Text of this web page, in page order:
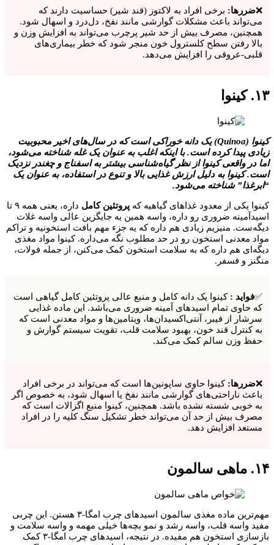
❌ضررها: برخی افراد به لاکتوز (قند شیر) حساسیت دارند که
می‌تواند باعث مشکلات گوارشی مانند نفخ، دل‌درد و اسهال شود.
همچنین، مصرف بیش از حد شیر پرچرب می‌تواند به افزایش وزن و
بالا رفتن سطح کلسترول خون منجر شود که خطر بیماری‌های
قلبی-عروقی را افزایش می‌دهد.
۱۳. کینوا
کینوا (Quinoa) یک دانه خوراکی است که در سال‌های اخیر محبوبیت
زیادی پیدا کرده است. با اینکه اغلب به عنوان یک غله شناخته می‌شود،
اما در واقعی کینوا از نظر گیاه‌شناسی بیشتر به اسفناج و چغندر نزدیک
است. کینوا به دلیل ارزش غذایی بالا و تنوع در استفاده، به عنوان یک
“ابرغذا” شناخته می‌شود.
کینوا یکی از معدود غذاهای گیاهیه که پروتئین کامل
داره، یعنی همه ۹ تا
اسیدآمینه ضروری رو داره، واسه همین یه جایگزین عالی واسه غلات
دیگه‌ست. منیزیم زیادی هم داره که یه جزء مهم بافت استخونیه و تراکم
مواد معدنی استخون رو در حد مطلوب نگه می‌داره. کینوا مواد مغذی
دیگه‌ای هم داره که به سلامت استخون کمک می‌کنن، از جمله فولات،
منگنز و فسفر.
✅فواید : کینوا یک دانه کامل و منبع عالی پروتئین کامل گیاهی است
که حاوی تمام اسیدهای آمینه ضروری می‌باشد. این ماده غذایی
سرشار از فیبر، آنتی‌اکسیدان‌ها، ویتامین‌ها و مواد معدنی است که
به کنترل قند خون، بهبود سلامت قلب، تقویت سیستم گوارش و
حفظ وزن سالم کمک می‌کند.
❌ضررها: کینوا حاوی ساپونین‌ها است که می‌تواند در برخی افراد
باعث ناراحتی‌های گوارشی مانند نفخ یا اسهال شود، به خصوص اگر
به خوبی شسته نشده باشد. همچنین، کینوا منبع اگزالات است که
مصرف بیش از حد آن می‌تواند خطر تشکیل سنگ کلیه را در افراد
مستعد افزایش دهد.
۱۴. ماهی سالمون
مهم‌ترین ماده مغذی سالمون اسیدهای چرب امگا-۳ هستن. این چربی
مفید واسه قلب، واسه رشد و نمو بچه‌ها خیلی مهمه و واسه سلامت و
بازسازی استخون هم مفیده. در نتیجه، اسیدهای چرب امگا-۳ کمک